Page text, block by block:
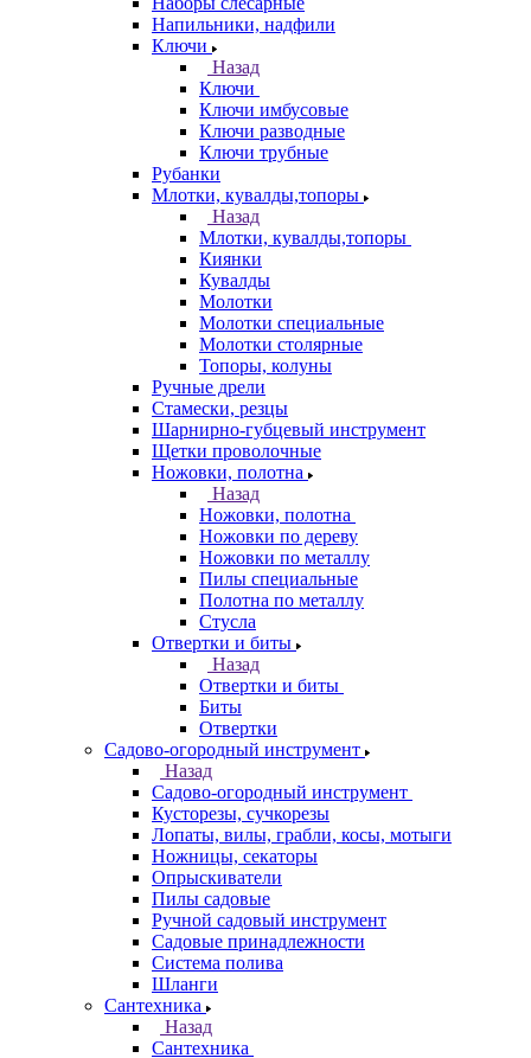
Напильники, надфили
Ключи
Назад
Ключи
Ключи имбусовые
Ключи разводные
Ключи трубные
Рубанки
Млотки, кувалды,топоры
Назад
Млотки, кувалды,топоры
Киянки
Кувалды
Молотки
Молотки специальные
Молотки столярные
Топоры, колуны
Ручные дрели
Стамески, резцы
Шарнирно-губцевый инструмент
Щетки проволочные
Ножовки, полотна
Назад
Ножовки, полотна
Ножовки по дереву
Ножовки по металлу
Пилы специальные
Полотна по металлу
Стусла
Отвертки и биты
Назад
Отвертки и биты
Биты
Отвертки
Садово-огородный инструмент
Назад
Садово-огородный инструмент
Кусторезы, сучкорезы
Лопаты, вилы, грабли, косы, мотыги
Ножницы, секаторы
Опрыскиватели
Пилы садовые
Ручной садовый инструмент
Садовые принадлежности
Система полива
Шланги
Сантехника
Назад
Сантехника